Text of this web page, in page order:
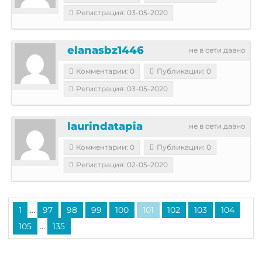
Регистрация: 03-05-2020
не в сети давно
elanasbz1446
Комментарии: 0
Публикации: 0
Регистрация: 03-05-2020
не в сети давно
laurindatapia
Комментарии: 0
Публикации: 0
Регистрация: 02-05-2020
1 ... 97 98 99 100 101 102 103
104
105
... 135